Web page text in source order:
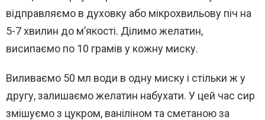
відправляємо в духовку або мікрохвильову піч на
5-7 хвилин до м’якості. Ділимо желатин,
висипаємо по 10 грамів у кожну миску.
Виливаємо 50 мл води в одну миску і стільки ж у
другу, залишаємо желатин набухати. У цей час сир
змішуємо з цукром, ваніліном та сметаною за